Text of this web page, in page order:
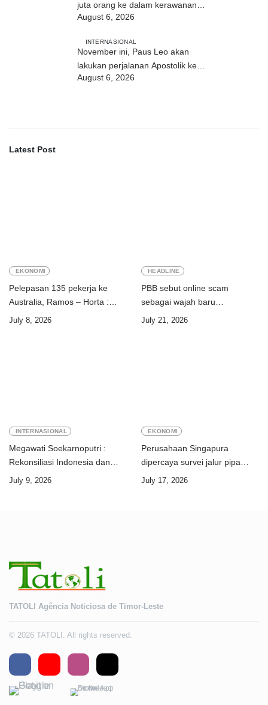
juta orang ke dalam kerawanan
pangan akut
August 6, 2026
INTERNASIONAL
November ini, Paus Leo akan
lakukan perjalanan Apostolik ke
Uruguay, Argentina, dan Peru
August 6, 2026
Latest Post
EKONOMI
Pelepasan 135 pekerja ke
Australia, Ramos – Horta :
“Kalian perkuat ekonomi dua
July 8, 2026
HEADLINE
PBB sebut online scam
sebagai wajah baru
July 21, 2026
INTERNASIONAL
Megawati Soekarnoputri :
Rekonsiliasi Indonesia dan
Timor-Leste jadi teladan dunia
July 9, 2026
EKONOMI
Perusahaan Singapura
dipercaya survei jalur pipa
ekspor Gas Greater Sunrise
July 17, 2026
TATOLI Agência Noticiosa de Timor-Leste
© 2026 TATOLI. All rights reserved.